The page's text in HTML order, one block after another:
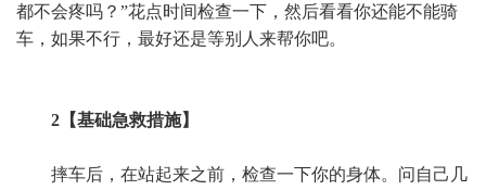
都不会疼吗？”花点时间检查一下，然后看看你还能不能骑
车，如果不行，最好还是等别人来帮你吧。
2【基础急救措施】
摔车后，在站起来之前，检查一下你的身体。问自己几